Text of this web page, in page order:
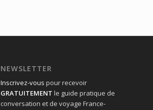
NEWSLETTER
Inscrivez-vous pour recevoir
GRATUITEMENT le guide pratique de
conversation et de voyage France-